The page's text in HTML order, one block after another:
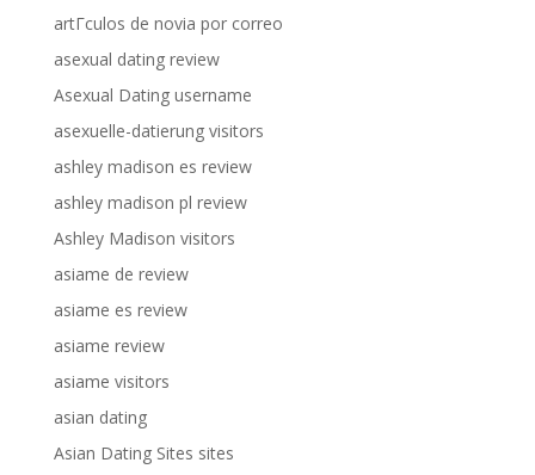
artГ­culos de novia por correo
asexual dating review
Asexual Dating username
asexuelle-datierung visitors
ashley madison es review
ashley madison pl review
Ashley Madison visitors
asiame de review
asiame es review
asiame review
asiame visitors
asian dating
Asian Dating Sites sites